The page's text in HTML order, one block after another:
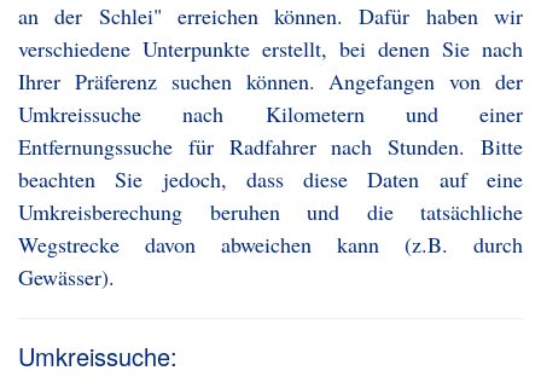
an der Schlei" erreichen können. Dafür haben wir
verschiedene Unterpunkte erstellt, bei denen Sie nach
Ihrer Präferenz suchen können. Angefangen von der
Umkreissuche nach Kilometern und einer
Entfernungssuche für Radfahrer nach Stunden. Bitte
beachten Sie jedoch, dass diese Daten auf eine
Umkreisberechung beruhen und die tatsächliche
Wegstrecke davon abweichen kann (z.B. durch
Gewässer).
Umkreissuche: